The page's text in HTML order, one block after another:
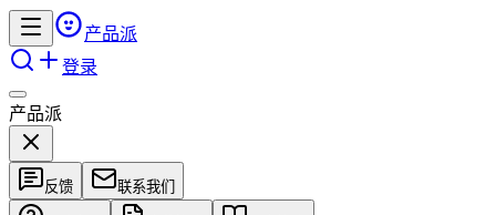
产品派
登录
产品派
反馈 联系我们